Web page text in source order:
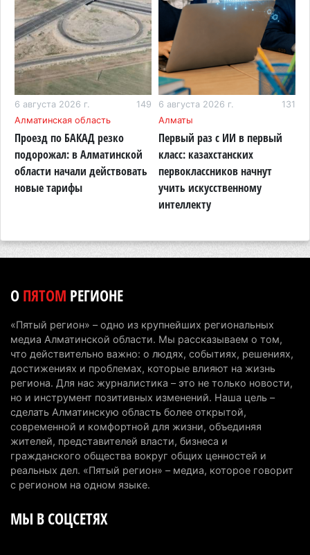
Казахстан может начать выпуск экологичного
топлива для самолетов: пилотный проект
запустят в Алатау
5 августа 2026 г. 12:32 182
Туриста с тяжелыми травмами эвакуировали в
горах Алматинской области после камнепада
5 августа 2026 г. 11:23
Хозяина собак, едва не загрызших ребенка в
Алматинской области, судят спустя год после
трагедии
катеров для Formula-1 H2O и откроют академию
В Alatau City Authority назначили нового
директора по коммуникациям
4 августа 2026 г. 20:22 93
Партия «Әділет» предложила превратить
университеты в центры технологий и новых
рабочих мест
4 августа 2026 г. 15:11
В Алматинской области назначили нового
председателя административного суда
В Алматинской области второй день не могут
6 августа 2026 г.
149
Алматинская область
Проезд по БАКАД резко
подорожал: в Алматинской
области начали действовать
новые тарифы
6 августа 2026 г.
131
Алматы
Первый раз с ИИ в первый
класс: казахстанских
первоклассников начнут
учить искусственному
интеллекту
ОПЯТОМ РЕГИОНЕ
«Пятый регион» – одно из крупнейших региональных
медиа Алматинской области. Мы рассказываем о том,
что действительно важно: о людях, событиях, решениях,
достижениях и проблемах, которые влияют на жизнь
региона. Для нас журналистика – это не только новости,
но и инструмент позитивных изменений. Наша цель –
сделать Алматинскую область более открытой,
современной и комфортной для жизни, объединяя
жителей, представителей власти, бизнеса и
гражданского общества вокруг общих ценностей и
реальных дел. «Пятый регион» – медиа, которое говорит
с регионом на одном языке.
МЫ В СОЦСЕТЯХ